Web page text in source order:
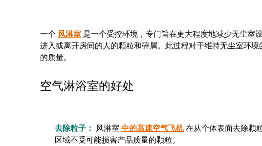
一个 风淋室 是一个受控环境，专门旨在更大程度地减少无尘室
进入或离开房间的人的颗粒和碎屑。此过程对于维持无尘室环
的质量。
空气淋浴室的好处
去除粒子： 风淋室中的高速空气飞机在从个体表面去除颗
区域不受可能损害产品质量的颗粒。